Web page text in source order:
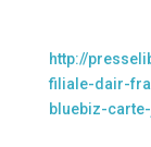
http://
filiale-dair-
bluebiz-